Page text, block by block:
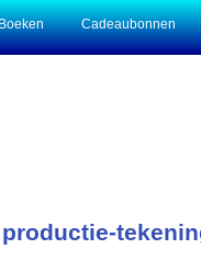
Cadeaubonnen